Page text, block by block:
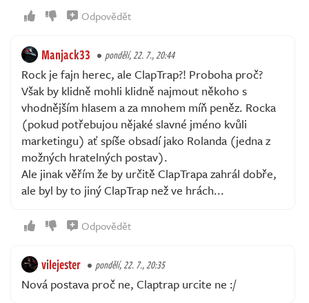
Odpovědět
Manjack33 pondělí, 22. 7., 20:44
Rock je fajn herec, ale ClapTrap?! Proboha proč?
Však by klidně mohli klidně najmout někoho s
vhodnějším hlasem a za mnohem míň peněz. Rocka
(pokud potřebujou nějaké slavné jméno kvůli
marketingu) ať spíše obsadí jako Rolanda (jedna z
možných hratelných postav).
Ale jinak věřím že by určitě ClapTrapa zahrál dobře,
ale byl by to jiný ClapTrap než ve hrách...
Odpovědět
vilejester pondělí, 22. 7., 20:35
Nová postava proč ne, Claptrap urcite ne :/